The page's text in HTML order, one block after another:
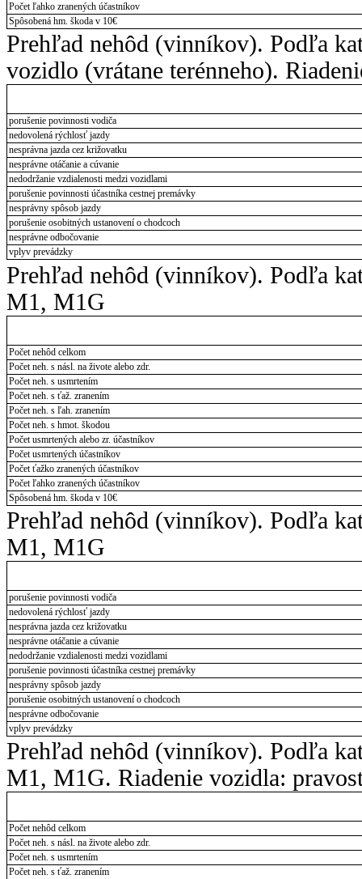
Počet ľahko zranených účastníkov
Spôsobená hm. škoda v 10€
Prehľad nehôd (vinníkov). Podľa
vozidlo (vrátane terénneho).
porušenie povinnosti vodiča
nedovolená rýchlosť jazdy
nesprávna jazda cez križovatku
nesprávne otáčanie a cúvanie
nedodržanie vzdialenosti medzi vozidlami
porušenie povinnosti účastníka cestnej premávky
nesprávny spôsob jazdy
porušenie osobitných ustanovení o chodcoch
nesprávne odbočovanie
vplyv prevádzky
Prehľad nehôd (vinníkov). Podľa
M1, M1G
Počet nehôd celkom
Počet neh. s násl. na živote alebo zdr.
Počet neh. s usmrtením
Počet neh. s ťaž. zranením
Počet neh. s ľah. zranením
Počet neh. s hmot. škodou
Počet usmrtených alebo zr. účastníkov
Počet usmrtených účastníkov
Počet ťažko zranených účastníkov
Počet ľahko zranených účastníkov
Spôsobená hm. škoda v 10€
Prehľad nehôd (vinníkov). Podľa
M1, M1G
porušenie povinnosti vodiča
nedovolená rýchlosť jazdy
nesprávna jazda cez križovatku
nesprávne otáčanie a cúvanie
nedodržanie vzdialenosti medzi vozidlami
porušenie povinnosti účastníka cestnej premávky
nesprávny spôsob jazdy
porušenie osobitných ustanovení o chodcoch
nesprávne odbočovanie
vplyv prevádzky
Prehľad nehôd (vinníkov). Podľa
M1, M1G. Riadenie vozidla:
Počet nehôd celkom
Počet neh. s násl. na živote alebo zdr.
Počet neh. s usmrtením
Počet neh. s ťaž. zranením